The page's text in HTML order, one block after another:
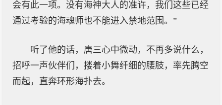
会有此一项。没有海神大人的准许，我们这些已经
通过考验的海魂师也不能进入禁地范围。”
听了他的话，唐三心中微动，不再多说什么，
招呼一声伙伴们，搂着小舞纤细的腰肢，率先腾空
而起，直奔环形海扑去。